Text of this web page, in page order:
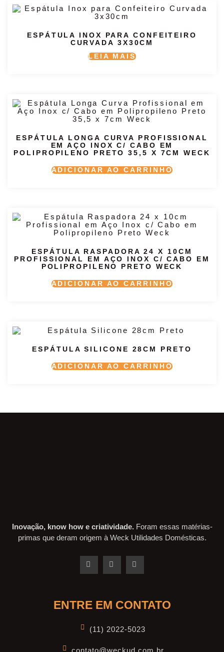
ESPÁTULA INOX PARA CONFEITEIRO
CURVADA 3X30CM
LEIA MAIS
ESPÁTULA LONGA CURVA PROFISSIONAL
EM AÇO INOX C/ CABO EM
POLIPROPILENO PRETO 35,5 X 7CM WECK
ADICIONAR AO CARRINHO
ESPÁTULA RASPADORA 24 X 10CM
PROFISSIONAL EM AÇO INOX C/ CABO EM
POLIPROPILENO PRETO WECK
ADICIONAR AO CARRINHO
ESPÁTULA SILICONE 28CM PRETO
ADICIONAR AO CARRINHO
Inovação, know how e criatividade. Foram essas matérias-
primas que deram origem à Weck Utilidades Domésticas.
ENTRE EM CONTATO
(11) 2022-5023
contato@weckud.com.br